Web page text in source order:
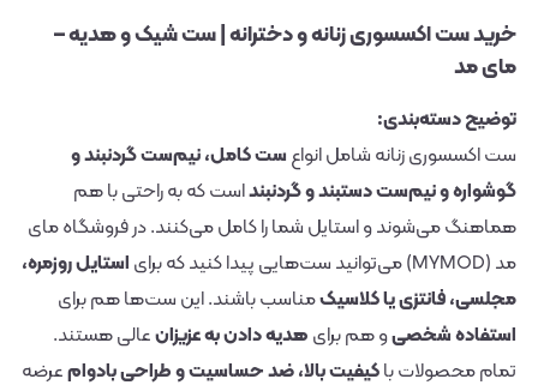
خرید ست اکسسوری زنانه و دخترانه | ست شیک و هدیه –
مای مد
توضیح دسته‌بندی:
ست اکسسوری زنانه شامل انواع ست کامل، نیم‌ست گردنبند و
گوشواره و نیم‌ست دستبند و گردنبنداست که به راحتی با هم
هماهنگ می‌شوند و استایل شما را کامل می‌کنند. در فروشگاه مای
مد (MYMOD) می‌توانید ست‌هایی پیدا کنید که برای
استایل روزمره،
مجلسی، فانتزی یا کلاسیکمناسب باشند. این ست‌ها هم برای
استفاده شخصیو هم برای هدیه دادن به عزیزانعالی هستند.
تمام محصولات باکیفیت بالا، ضد حساسیت و طراحی بادوامعرضه